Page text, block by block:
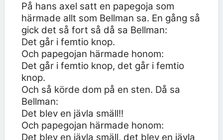
På hans axel satt en papegoja som
härmade allt som Bellman sa. En gång så
gick det så fort så då sa Bellman:
Det går i femtio knop.
Och papegojan härmade honom:
Det går i femtio knop, det går i femtio
knop.
Och så körde dom på en sten. Då sa
Bellman:
Det blev en jävla smäll!!
Och papegojan härmade honom:
Det blev en jävla smäll, det blev en jävla